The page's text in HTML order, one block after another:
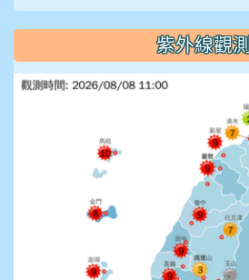
紫外線觀測